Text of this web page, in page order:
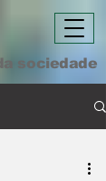
sociedade